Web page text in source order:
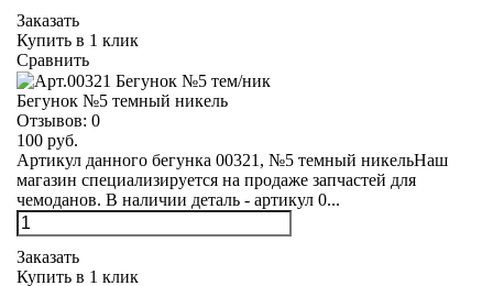
Заказать
Купить в 1 клик
Сравнить
Бегунок №5 темный никель
Отзывов: 0
100 руб.
Артикул данного бегунка 00321, №5 темный никельНаш
магазин специализируется на продаже запчастей для
чемоданов. В наличии деталь - артикул 0...
Заказать
Купить в 1 клик